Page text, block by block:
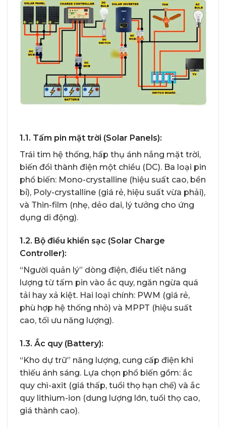
1.1. Tấm pin mặt trời (Solar Panels):
Trái tim hệ thống, hấp thụ ánh nắng mặt trời,
biến đổi thành điện một chiều (DC). Ba loại pin
phổ biến: Mono-crystalline (hiệu suất cao, bền
bỉ), Poly-crystalline (giá rẻ, hiệu suất vừa phải),
và Thin-film (nhẹ, dẻo dai, lý tưởng cho ứng
dụng di động).
1.2. Bộ điều khiển sạc (Solar Charge
Controller):
“Người quản lý” dòng điện, điều tiết năng
lượng từ tấm pin vào ắc quy, ngăn ngừa quá
tải hay xả kiệt. Hai loại chính: PWM (giá rẻ,
phù hợp hệ thống nhỏ) và MPPT (hiệu suất
cao, tối ưu năng lượng).
1.3. Ắc quy (Battery):
“Kho dự trữ” năng lượng, cung cấp điện khi
thiếu ánh sáng. Lựa chọn phổ biến gồm: ắc
quy chì-axit (giá thấp, tuổi thọ hạn chế) và ắc
quy lithium-ion (dung lượng lớn, tuổi thọ cao,
giá thành cao).